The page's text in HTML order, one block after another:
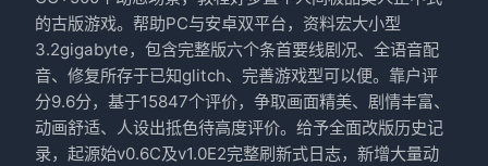
的古版游戏。帮助PC与安卓双平台，资料宏大小型
3.2gigabyte，包含完整版六个条首要线剧况、全语音配
音、修复所存于已知glitch、完善游戏型可以便。靠户评
分9.6分，基于15847个评价，争取画面精美、剧情丰富、
动画舒适、人设出抵色待高度评价。给予全面改版历史记
录，起源始v0.6C及v1.0E2完整刷新式日志，新增大量动